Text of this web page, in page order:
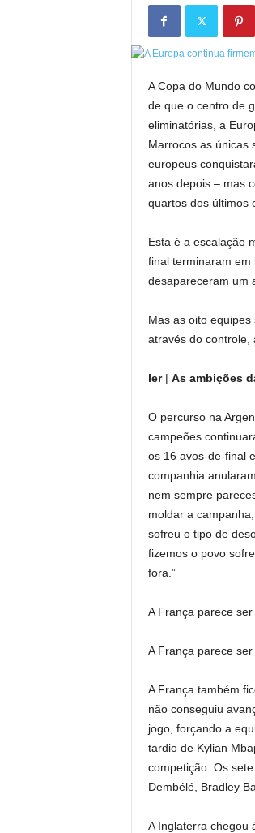
A Copa do Mundo
de que o centro de
eliminatórias, a
Marrocos as únicas
europeus
anos depois – mas
quartos dos últimos
Esta é a escalação
final terminaram em
desapareceram um
Mas as oito
através do controle,
ler| As ambições
O percurso na
campeões
os 16 avos-de-final
companhia
nem sempre
moldar a
sofreu o tipo de
fizemos o povo
fora.”
A França parece
A França parece
A França também
não conseguiu
jogo, forçando a
tardio de Kylian
competição. Os
Dembélé, Bradley
A Inglaterra chegou